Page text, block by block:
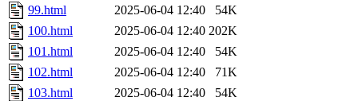
99.html
2025-06-04 12:40
54K
100.html
2025-06-04 12:40 202K
101.html
2025-06-04 12:40
54K
102.html
2025-06-04 12:40
71K
103.html
2025-06-04 12:40
54K